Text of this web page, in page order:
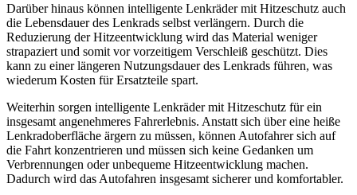
Darüber hinaus können intelligente Lenkräder mit Hitzeschutz auch
die Lebensdauer des Lenkrads selbst verlängern. Durch die
Reduzierung der Hitzeentwicklung wird das Material weniger
strapaziert und somit vor vorzeitigem Verschleiß geschützt. Dies
kann zu einer längeren Nutzungsdauer des Lenkrads führen, was
wiederum Kosten für Ersatzteile spart.
Weiterhin sorgen intelligente Lenkräder mit Hitzeschutz für ein
insgesamt angenehmeres Fahrerlebnis. Anstatt sich über eine heiße
Lenkradoberfläche ärgern zu müssen, können Autofahrer sich auf
die Fahrt konzentrieren und müssen sich keine Gedanken um
Verbrennungen oder unbequeme Hitzeentwicklung machen.
Dadurch wird das Autofahren insgesamt sicherer und komfortabler.